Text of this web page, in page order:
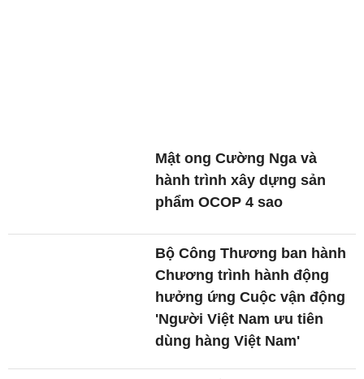
Mật ong Cường Nga và
hành trình xây dựng sản
phẩm OCOP 4 sao
Bộ Công Thương ban hành
Chương trình hành động
hưởng ứng Cuộc vận động
'Người Việt Nam ưu tiên
dùng hàng Việt Nam'